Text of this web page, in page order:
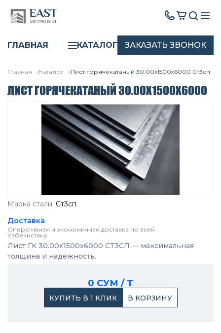
ГЛАВНАЯ КАТАЛОГ ЗАКАЗАТЬ ЗВОНОК
Главная Каталог Лист горячекатаный 30.00x1500х6000 Ст3сп
ЛИСТ ГОРЯЧЕКАТАНЫЙ 30.00X1500Х6000
Марка стали: Ст3сп
Доставка
Оперативная и экономичная доставка по всей
Узбекистану
Лист ГК 30.00x1500x6000 СТ3СП — максимальная
толщина и надёжность.
0 СУМ / Т
КУПИТЬ В 1 КЛИК В КОРЗИНУ